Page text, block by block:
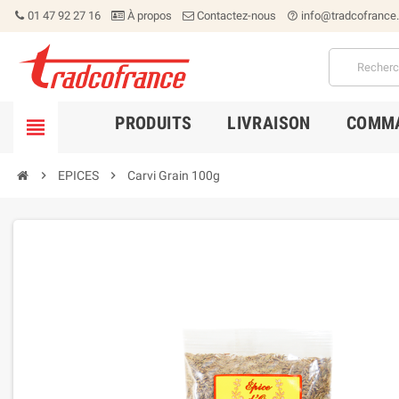
01 47 92 27 16 À propos Contactez-nous help_outline
 PRODUITS LIVRAISON
 EPICES  Carvi Grain 100g